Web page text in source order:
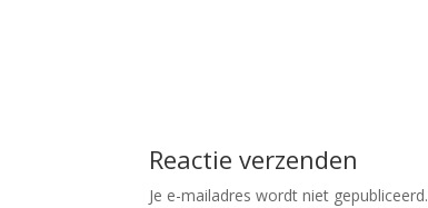
Reactie verzenden
Je e-mailadres wordt niet gepubliceerd.